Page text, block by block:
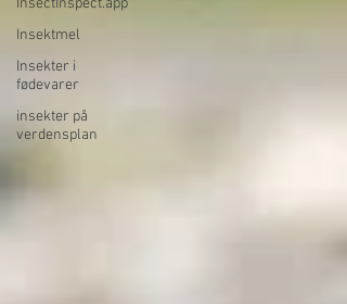
InsectInspect.app
Insektmel
Insekter i
fødevarer
insekter på
verdensplan